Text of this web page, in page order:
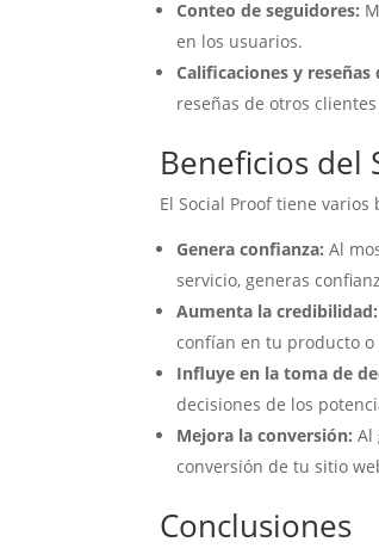
Conteo de seguidores:
en los usuarios.
Calificaciones y
reseñas de otros
Beneficios del
El Social Proof tiene
Genera confianza: Al
servicio, generas
Aumenta la credibilidad:
confían en tu producto o
Influye en la toma de
decisiones de los
Mejora la conversión: Al
conversión de tu sitio
Conclusiones